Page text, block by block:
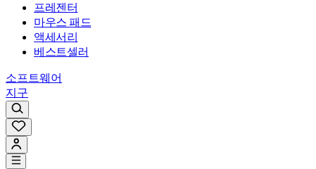
프레젠터
마우스 패드
액세서리
베스트셀러
소프트웨어
지구